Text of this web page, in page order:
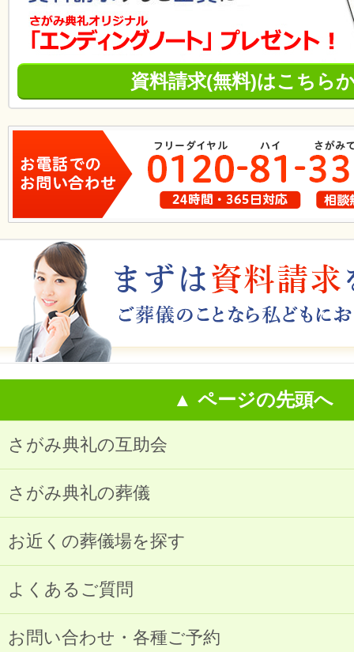
資料請求(無料)はこちら
▲ ページの先頭へ
さがみ典礼の互助会
さがみ典礼の葬儀
お近くの葬儀場を探す
よくあるご質問
お問い合わせ・各種ご予約